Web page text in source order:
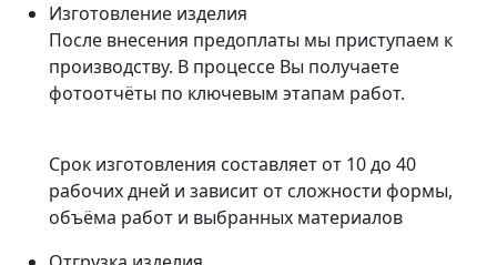
Изготовление изделия
После внесения предоплаты мы приступаем к
производству. В процессе Вы получаете
фотоотчёты по ключевым этапам работ.
Срок изготовления составляет от 10 до 40
рабочих дней и зависит от сложности формы,
объёма работ и выбранных материалов